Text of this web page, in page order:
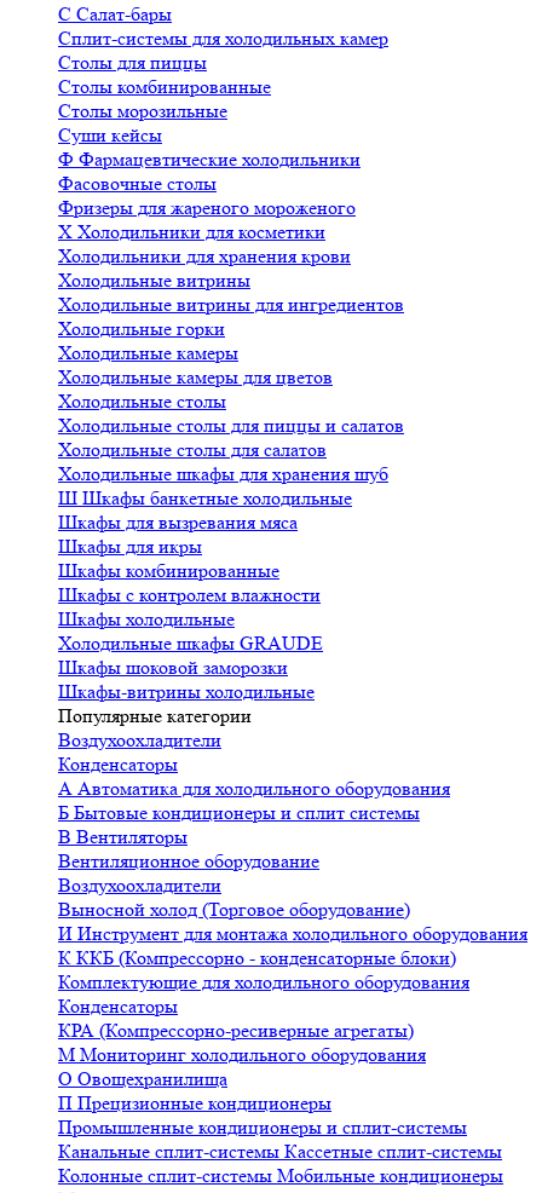
С Салат-бары
Сплит-системы для холодильных камер
Столы для пиццы
Столы комбинированные
Столы морозильные
Суши кейсы
Ф Фармацевтические холодильники
Фасовочные столы
Фризеры для жареного мороженого
Х Холодильники для косметики
Холодильники для хранения крови
Холодильные витрины
Холодильные витрины для ингредиентов
Холодильные горки
Холодильные камеры
Холодильные камеры для цветов
Холодильные столы
Холодильные столы для пиццы и салатов
Холодильные столы для салатов
Холодильные шкафы для хранения шуб
Ш Шкафы банкетные холодильные
Шкафы для вызревания мяса
Шкафы для икры
Шкафы комбинированные
Шкафы с контролем влажности
Шкафы холодильные
Холодильные шкафы GRAUDE
Шкафы шоковой заморозки
Шкафы-витрины холодильные
Популярные категории
Воздухоохладители
Конденсаторы
А Автоматика для холодильного оборудования
Б Бытовые кондиционеры и сплит системы
В Вентиляторы
Вентиляционное оборудование
Воздухоохладители
Выносной холод (Торговое оборудование)
И Инструмент для монтажа холодильного оборудования
К ККБ (Компрессорно - конденсаторные блоки)
Комплектующие для холодильного оборудования
Конденсаторы
КРА (Компрессорно-ресиверные агрегаты)
М Мониторинг холодильного оборудования
О Овощехранилища
П Прецизионные кондиционеры
Промышленные кондиционеры и сплит-системы
Канальные сплит-системы Кассетные сплит-системы
Колонные сплит-системы Мобильные кондиционеры